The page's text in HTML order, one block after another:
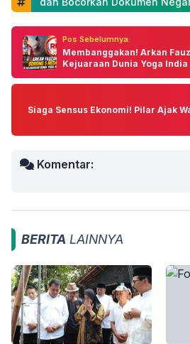
Pos Sebelumnya:
Membanggakan! Arkan
Kejuaraan Dunia Yoga India
Siaga Sensus Ekonomi! Pilar Ajak
Komentar:
BERITA LAINNYA